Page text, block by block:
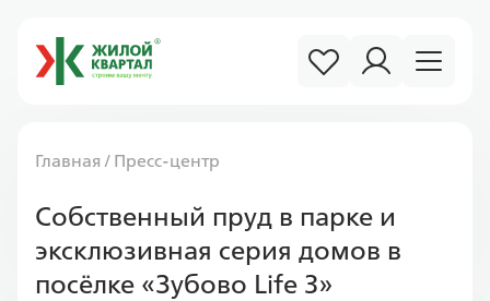
Главная / Пресс-центр
Собственный пруд в парке и
эксклюзивная серия домов в
посёлке «Зубово Life 3»